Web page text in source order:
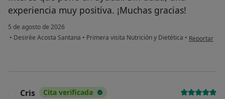
experiencia muy positiva. ¡Muchas gracias!
5 de agosto de 2026
• Desirée Acosta Santana • Primera visita Nutrición y Dietética • en opinión
Reportar
Cris Cita verificada